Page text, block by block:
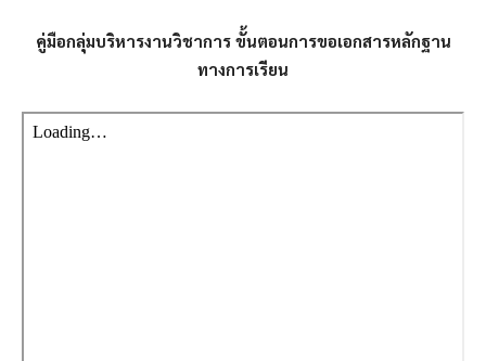
คู่มือกลุ่มบริหารงานวิชาการ ขั้นตอนการขอเอกสารหลักฐาน
ทางการเรียน